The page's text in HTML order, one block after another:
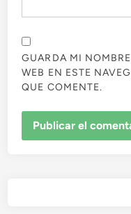
GUARDA MI
WEB EN ESTE
QUE COMENTE.